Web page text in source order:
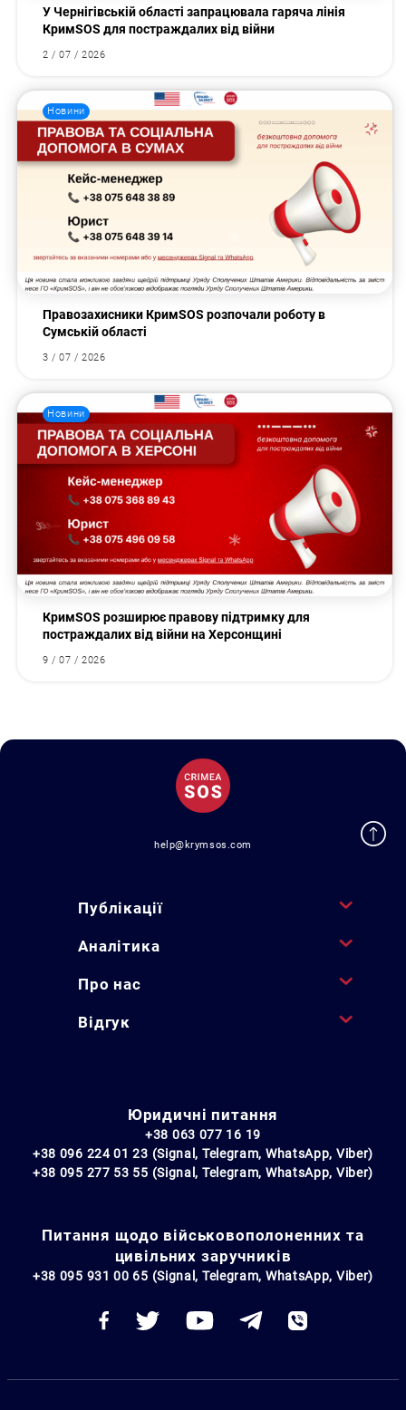
У Чернігівській області запрацювала гаряча лінія
КримSOS для постраждалих від війни
2 / 07 / 2026
Новини
Правозахисники КримSOS розпочали роботу в
Сумській області
3 / 07 / 2026
Новини
КримSOS розширює правову підтримку для
постраждалих від війни на Херсонщині
9 / 07 / 2026
help@krymsos.com
Публікації
Аналітика
Про нас
Відгук
Юридичні питання
+38 063 077 16 19
+38 096 224 01 23 (Signal, Telegram, WhatsApp, Viber)
+38 095 277 53 55 (Signal, Telegram, WhatsApp, Viber)
Питання щодо військовополоненних та
цивільних заручників
+38 095 931 00 65 (Signal, Telegram, WhatsApp, Viber)